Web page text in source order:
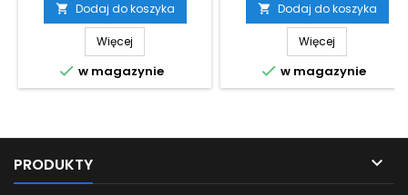
 Dodaj do koszyka
Więcej
 w magazynie
 Dodaj do koszyka
Więcej
 w magazynie
PRODUKTY 